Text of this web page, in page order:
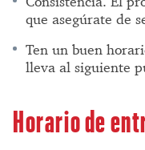
que asegúrate de
Ten un buen
lleva al siguiente
Horario de